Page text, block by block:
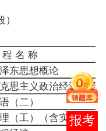
程 名 称
东思想概论
思主义政治经济学
（二）
（工）（含实践）
报考